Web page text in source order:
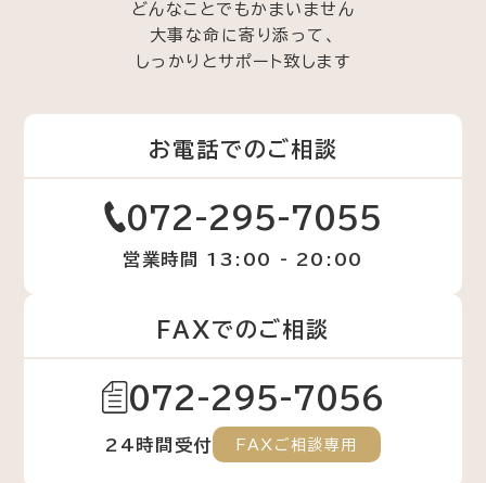
どんなことでもかまいません
大事な命に寄り添って、
しっかりとサポート致します
お電話でのご相談
072-295-7055
営業時間 13:00 - 20:00
FAXでのご相談
072-295-7056
24時間受付 FAXご相談専用